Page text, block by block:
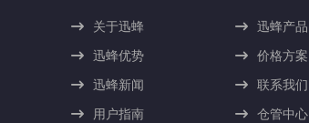
关于迅蜂
迅蜂产品
迅蜂优势
价格方案
迅蜂新闻
联系我们
用户指南
仓管中心